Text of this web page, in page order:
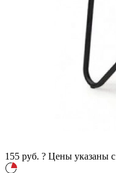
155 руб. ? Цены указаны